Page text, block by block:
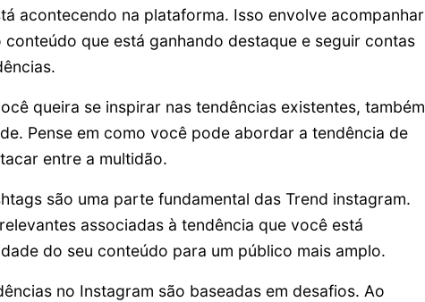
acontecendo na plataforma. Isso envolve acompanhar
que está ganhando destaque e seguir contas
queira se inspirar nas tendências existentes, também
Pense em como você pode abordar a tendência de
entre a multidão.
são uma parte fundamental das Trend instagram.
associadas à tendência que você está
do seu conteúdo para um público mais amplo.
no Instagram são baseadas em desafios. Ao